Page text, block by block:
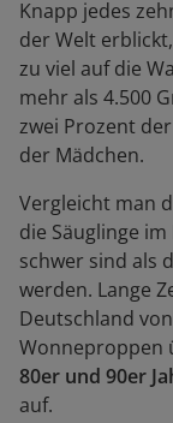
Knapp jedes
der Welt
zu viel auf die
mehr als 4.500
zwei Prozent
der Mädchen.
Vergleicht man
die Säuglinge
schwer sind als
werden. Lange
Deutschland
Wonneproppen
80er und 90er
auf.